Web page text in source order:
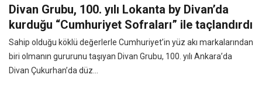
Divan Grubu, 100. yılı Lokanta by Divan’da
kurduğu “Cumhuriyet Sofraları” ile taçlandırdı
Sahip olduğu köklü değerlerle Cumhuriyet’in yüz akı markalarından
biri olmanın gururunu taşıyan Divan Grubu, 100. yılı Ankara’da
Divan Çukurhan’da düz...